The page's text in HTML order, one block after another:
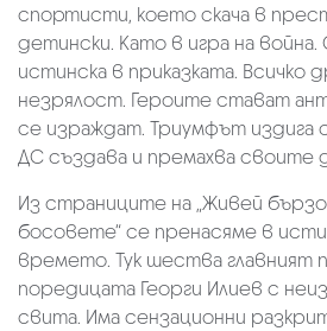
спортисти, което скача в
детински. Като в игра на
истинска в приказката. Всичко
незрялост. Героите стават
се израждат. Триумфът издига
ДС създава и премахва своите
Из страниците на „Живей
босовете“ се пренасяме в
времето. Тук шества главният
поредицата Георги Илиев с
свита. Има сензационни